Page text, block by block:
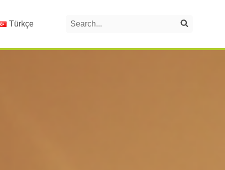
Türkçe
Search on the website
Search